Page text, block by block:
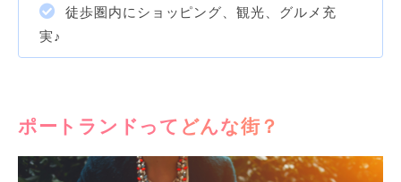
徒歩圏内にショッピング、観光、グルメ充
実♪
ポートランドってどんな街？